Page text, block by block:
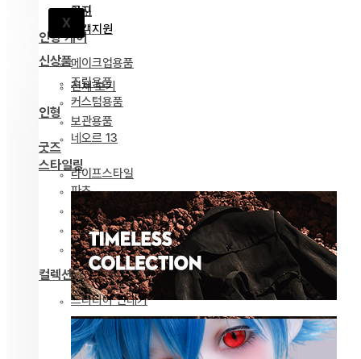
안구
인형 케어
메이크업용품
조립용품
커스텀용품
보관용품
굿즈
라이프스타일
X
공지
고객지원
신상품
전체 보기
인형
네오르 13
스타일링
파츠
안구
의상
도구
컬렉션
드리티아 연대기